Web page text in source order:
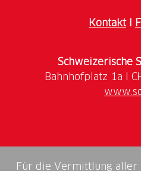
KontaktI
Schweizerische
Für die Vermittlung aller